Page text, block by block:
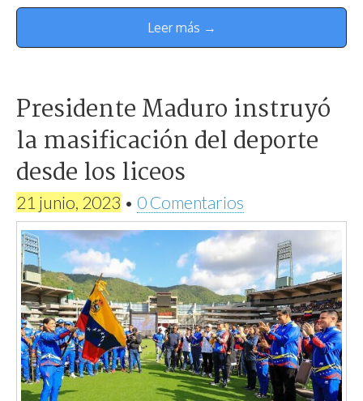
Leer más →
Presidente Maduro instruyó
la masificación del deporte
desde los liceos
21 junio, 2023 • 0 Comentarios